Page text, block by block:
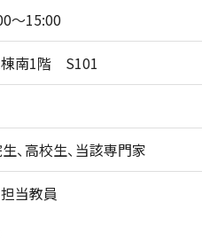
～15:00
棟南1階 S101
、高校生、当該専門家
当教員